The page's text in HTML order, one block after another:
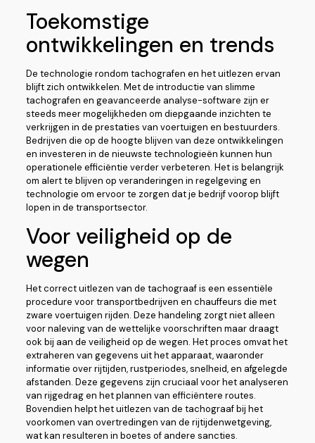
Toekomstige
ontwikkelingen en trends
De technologie rondom tachografen en het uitlezen ervan
blijft zich ontwikkelen. Met de introductie van slimme
tachografen en geavanceerde analyse-software zijn er
steeds meer mogelijkheden om diepgaande inzichten te
verkrijgen in de prestaties van voertuigen en bestuurders.
Bedrijven die op de hoogte blijven van deze ontwikkelingen
en investeren in de nieuwste technologieën kunnen hun
operationele efficiëntie verder verbeteren. Het is belangrijk
om alert te blijven op veranderingen in regelgeving en
technologie om ervoor te zorgen dat je bedrijf voorop blijft
lopen in de transportsector.
Voor veiligheid op de
wegen
Het correct uitlezen van de tachograaf is een essentiële
procedure voor transportbedrijven en chauffeurs die met
zware voertuigen rijden. Deze handeling zorgt niet alleen
voor naleving van de wettelijke voorschriften maar draagt
ook bij aan de veiligheid op de wegen. Het proces omvat het
extraheren van gegevens uit het apparaat, waaronder
informatie over rijtijden, rustperiodes, snelheid, en afgelegde
afstanden. Deze gegevens zijn cruciaal voor het analyseren
van rijgedrag en het plannen van efficiëntere routes.
Bovendien helpt het uitlezen van de tachograaf bij het
voorkomen van overtredingen van de rijtijdenwetgeving,
wat kan resulteren in boetes of andere sancties.